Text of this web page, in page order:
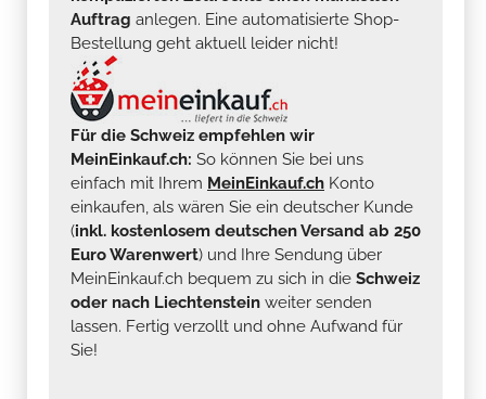
Auftrag anlegen. Eine automatisierte Shop-
Bestellung geht aktuell leider nicht!
Für die Schweiz empfehlen wir
MeinEinkauf.ch: So können Sie bei uns
einfach mit Ihrem MeinEinkauf.ch Konto
einkaufen, als wären Sie ein deutscher Kunde
(inkl. kostenlosem deutschen Versand ab 250
Euro Warenwert) und Ihre Sendung über
MeinEinkauf.ch bequem zu sich in die Schweiz
oder nach Liechtenstein weiter senden
lassen. Fertig verzollt und ohne Aufwand für
Sie!